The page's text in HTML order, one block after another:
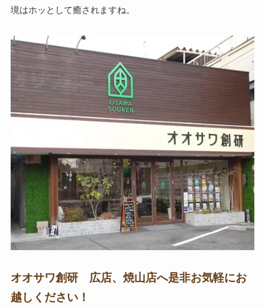
境はホッとして癒されますね。
オオサワ創研 広店、焼山店へ是非お気軽にお
越しください！